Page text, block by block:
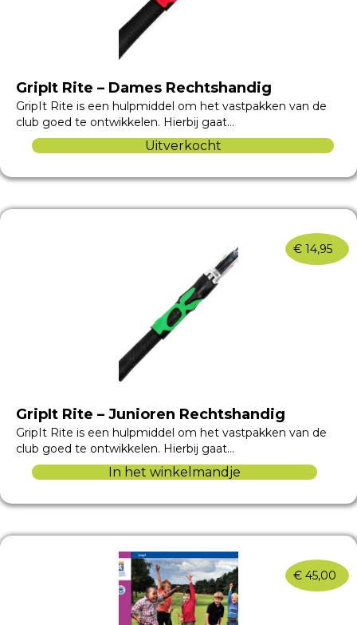
GripIt Rite – Dames Rechtshandig
GripIt Rite is een hulpmiddel om het vastpakken van de
club goed te ontwikkelen. Hierbij gaat…
Uitverkocht
€ 14,95
GripIt Rite – Junioren Rechtshandig
GripIt Rite is een hulpmiddel om het vastpakken van de
club goed te ontwikkelen. Hierbij gaat…
In het winkelmandje
€ 45,00